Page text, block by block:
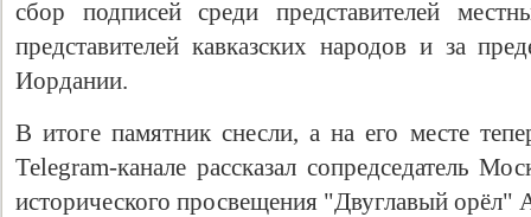
сбор подписей среди представителей
представителей кавказских народов и за
Иордании.
В итоге памятник снесли, а на его месте
Telegram-канале рассказал сопредседатель
исторического просвещения "Двуглавый орёл"